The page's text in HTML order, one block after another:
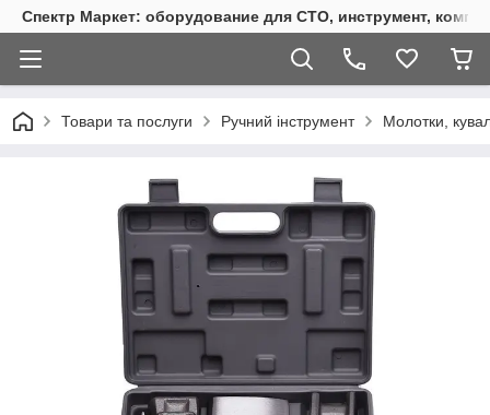
Спектр Маркет: оборудование для СТО, инструмент,
Товари та послуги Ручний інструмент Молотки,